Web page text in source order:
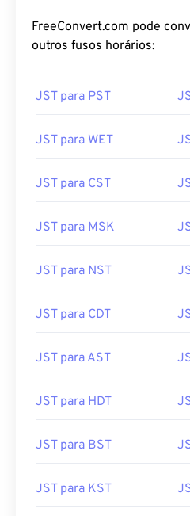
FreeConvert.com pode
outros fusos horários:
JST para PST
JST para WET
JST para CST
JST para MSK
JST para NST
JST para CDT
JST para AST
JST para HDT
JST para BST
JST para KST